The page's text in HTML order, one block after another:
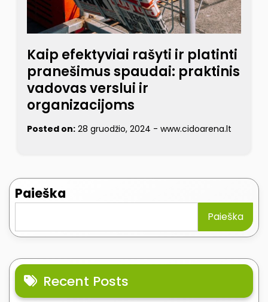
Kaip efektyviai rašyti ir platinti
pranešimus spaudai: praktinis
vadovas verslui ir
organizacijoms
Posted on: 28 gruodžio, 2024 - www.cidoarena.lt
Paieška
Paieška
Recent Posts